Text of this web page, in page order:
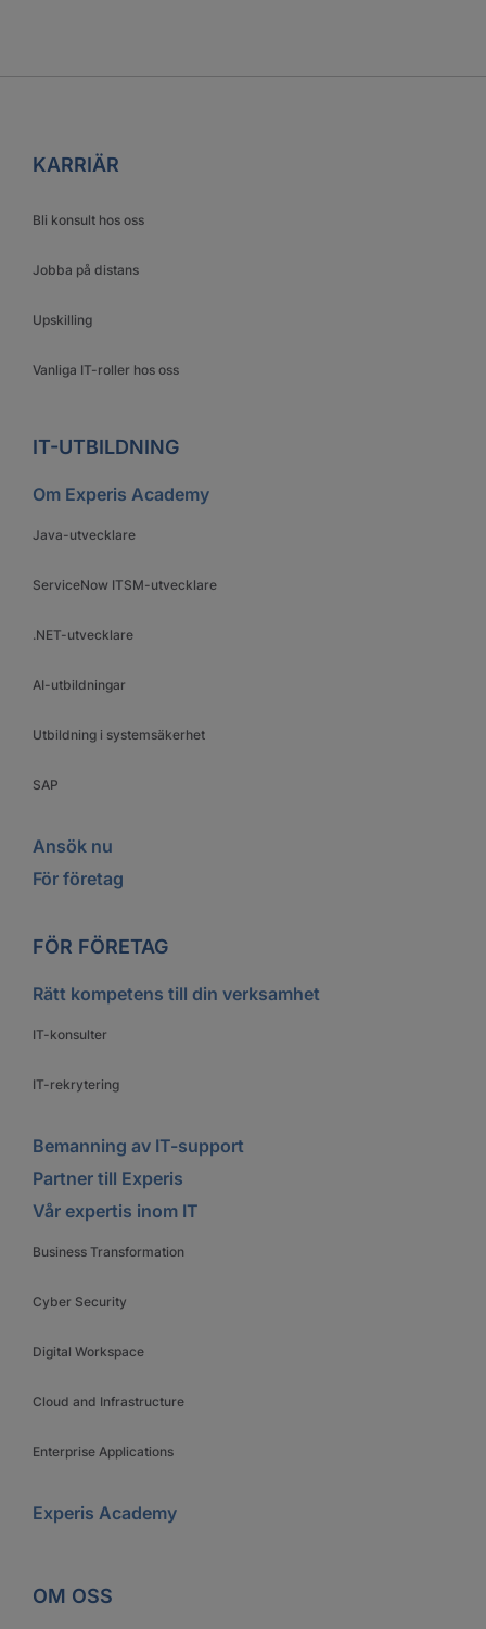
KARRIÄR
Bli konsult hos oss
Jobba på distans
Upskilling
Vanliga IT-roller hos oss
IT-UTBILDNING
Om Experis Academy
Java-utvecklare
ServiceNow ITSM-utvecklare
.NET-utvecklare
AI-utbildningar
Utbildning i systemsäkerhet
SAP
Ansök nu
För företag
FÖR FÖRETAG
Rätt kompetens till din verksamhet
IT-konsulter
IT-rekrytering
Bemanning av IT-support
Partner till Experis
Vår expertis inom IT
Business Transformation
Cyber Security
Digital Workspace
Cloud and Infrastructure
Enterprise Applications
Experis Academy
OM OSS